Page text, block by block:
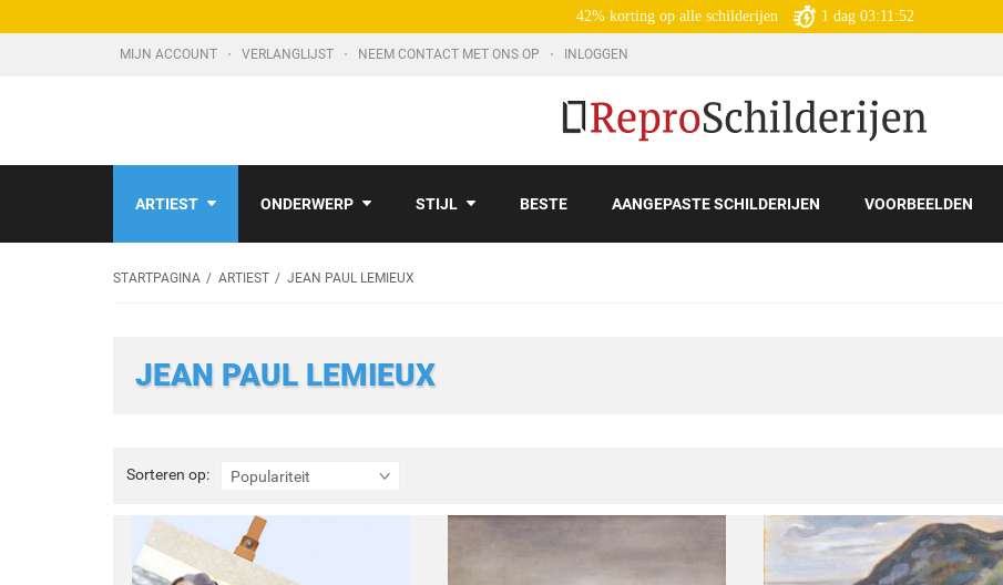
42% korting op alle schilderijen 1 dag 03:11:50
MIJN ACCOUNT VERLANGLIJST NEEM CONTACT MET ONS OP INLOGGEN
ARTIEST ONDERWERP STIJL BESTE AANGEPASTE SCHILDERIJEN VOORBEELDEN
STARTPAGINA ARTIEST JEAN PAUL LEMIEUX
JEAN PAUL LEMIEUX
Sorteren op: Populariteit
Sorteren
op: